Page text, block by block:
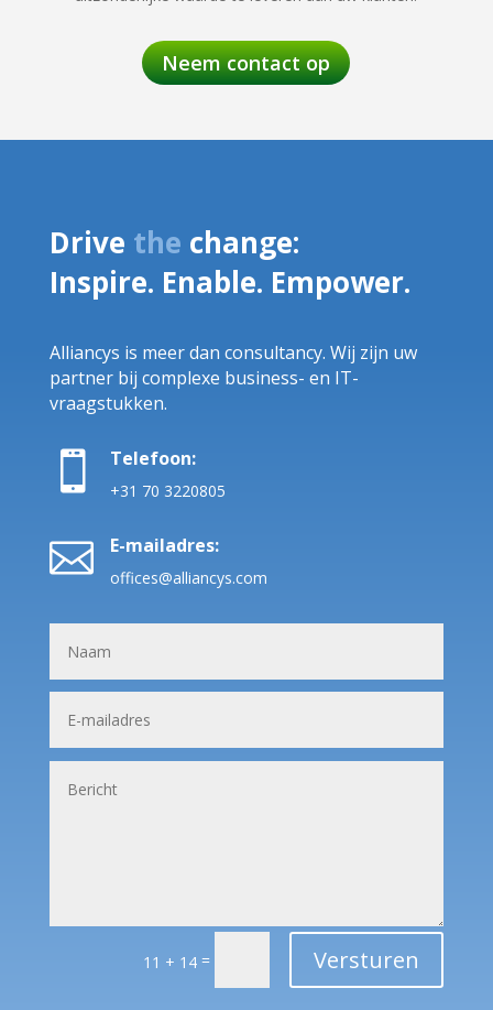
Neem contact op
Drive the change:
Inspire. Enable. Empower.
Alliancys is meer dan consultancy. Wij zijn uw
partner bij complexe business- en IT-
vraagstukken.
 Telefoon:
+31 70 3220805
 E-mailadres:
offices@alliancys.com
11 + 14 = Versturen